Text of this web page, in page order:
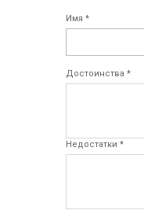
Имя *
Достоинства *
Недостатки *